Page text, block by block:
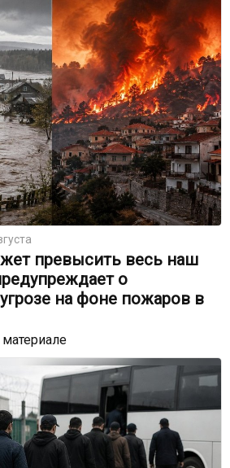
превысить весь наш
о
на фоне пожаров в